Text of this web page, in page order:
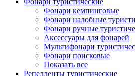
Фонари туристические
Фонари кемпинговые
Фонари налобные
Фонари ручные
Аксессуары для фонарей
Мультифонари
Фонари поисковые
Показать все
Репелленты туристические